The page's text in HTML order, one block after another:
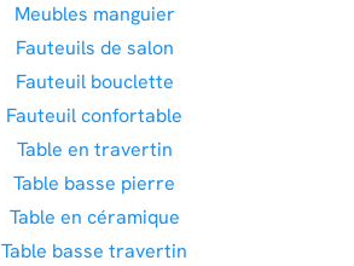
Meubles manguier
Fauteuils de salon
Fauteuil bouclette
Fauteuil confortable
Table en travertin
Table basse pierre
Table en céramique
Table basse travertin